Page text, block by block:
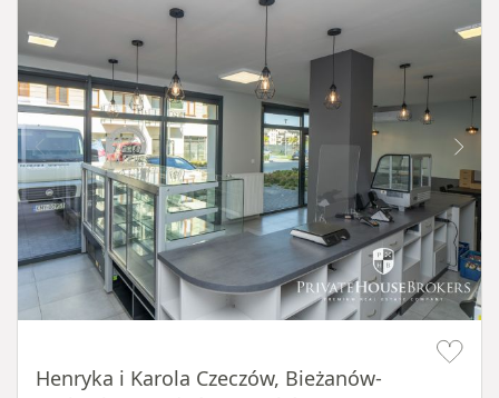
Henryka i Karola Czeczów, Bieżanów-